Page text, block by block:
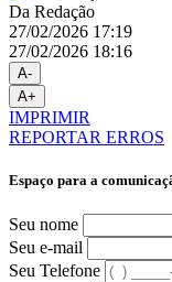
Da Redação
27/02/2026 17:19
27/02/2026 18:16
A-
A+
IMPRIMIR
REPORTAR ERROS
Espaço para a
Seu nome
Seu e-mail
Seu Telefone